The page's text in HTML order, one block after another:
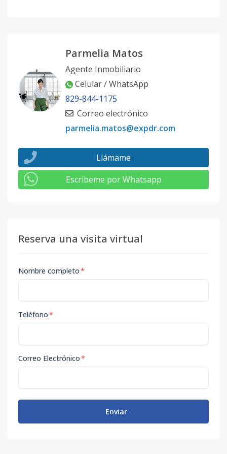
Parmelia Matos
Agente Inmobiliario
Celular / WhatsApp
829-844-1175
Correo electrónico
parmelia.matos@expdr.com
Llámame
Escribeme por Whatsapp
Reserva una visita virtual
Nombre completo*
Teléfono*
Correo Electrónico*
Enviar